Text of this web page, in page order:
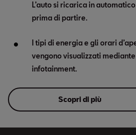
L’auto si ricarica in
prima di partire.
I tipi di energia e gli orari
vengono visualizzati
infotainment.
Scopri di più